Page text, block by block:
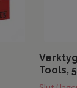
Tools,